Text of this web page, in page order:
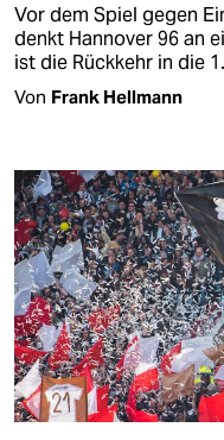
Vor dem Spiel gegen
denkt Hannover 96 an
ist die Rückkehr in die
Von Frank Hellmann